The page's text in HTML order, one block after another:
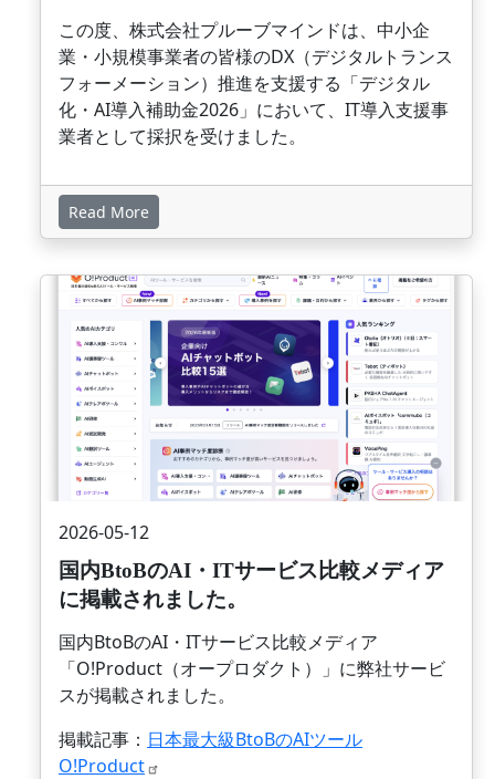
この度、株式会社プルーブマインドは、中小企
業・小規模事業者の皆様のDX（デジタルトランス
フォーメーション）推進を支援する「デジタル
化・AI導入補助金2026」において、IT導入支援事
業者として採択を受けました。
Read More
画像
2026-05-12
国内BtoBのAI・ITサービス比較メディア
に掲載されました。
国内BtoBのAI・ITサービス比較メディア
「O!Product（オープロダクト）」に弊社サービ
スが掲載されました。
掲載記事： 日本最大級BtoBのAIツール
O!Product